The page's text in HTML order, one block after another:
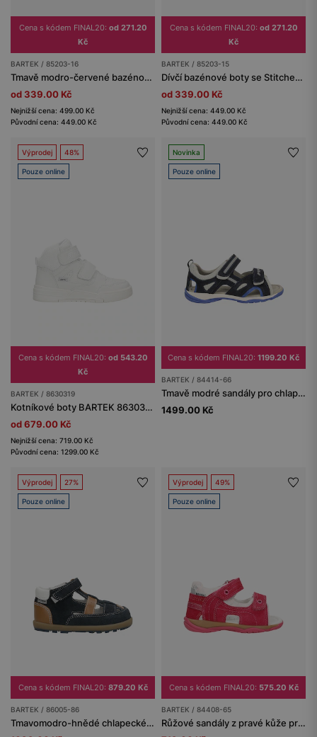
Cena s kódem FINAL20: od 271.20
Kč
BARTEK / 85203-16
Tmavě modro-červené bazénové boty Spider-Man BARTEK 85203-16
od 339.00 Kč
Nejnižší cena: 499.00 Kč
Původní cena: 449.00 Kč
Cena s kódem FINAL20: od 271.20
Kč
BARTEK / 85203-15
Dívčí bazénové boty se Stitchem BARTEK 85203-15
od 339.00 Kč
Nejnižší cena: 449.00 Kč
Původní cena: 449.00 Kč
Výprodej 48%
Pouze online
Cena s kódem FINAL20: od 543.20
Kč
BARTEK / 8630319
Kotníkové boty BARTEK 86303-19, bílé
od 679.00 Kč
Nejnižší cena: 719.00 Kč
Původní cena: 1299.00 Kč
Novinka
Pouze online
Cena s kódem FINAL20: 1199.20 Kč
BARTEK / 84414-66
Tmavě modré sandály pro chlapce s modrými detaily BARTEK 84414-66
1499.00 Kč
Výprodej 27%
Pouze online
Cena s kódem FINAL20: 879.20 Kč
BARTEK / 86005-86
Tmavomodro-hnědé chlapecké polosandály z přírodní kůže BARTEK 86005-86
Výprodej 49%
Pouze online
Cena s kódem FINAL20: 575.20 Kč
BARTEK / 84408-65
Růžové sandály z pravé kůže pro holčičky BARTEK 84408-65